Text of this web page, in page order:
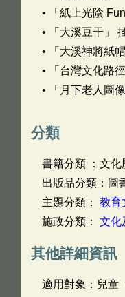
• 「紙上光陰
• 「大溪豆干」
• 「大溪神將紙
• 「台灣文化路
• 「月下老人圖
分類
書籍分類 ：文化
出版品分類：圖
主題分類： 教育
施政分類： 文化
其他詳細資訊
適用對象：兒童